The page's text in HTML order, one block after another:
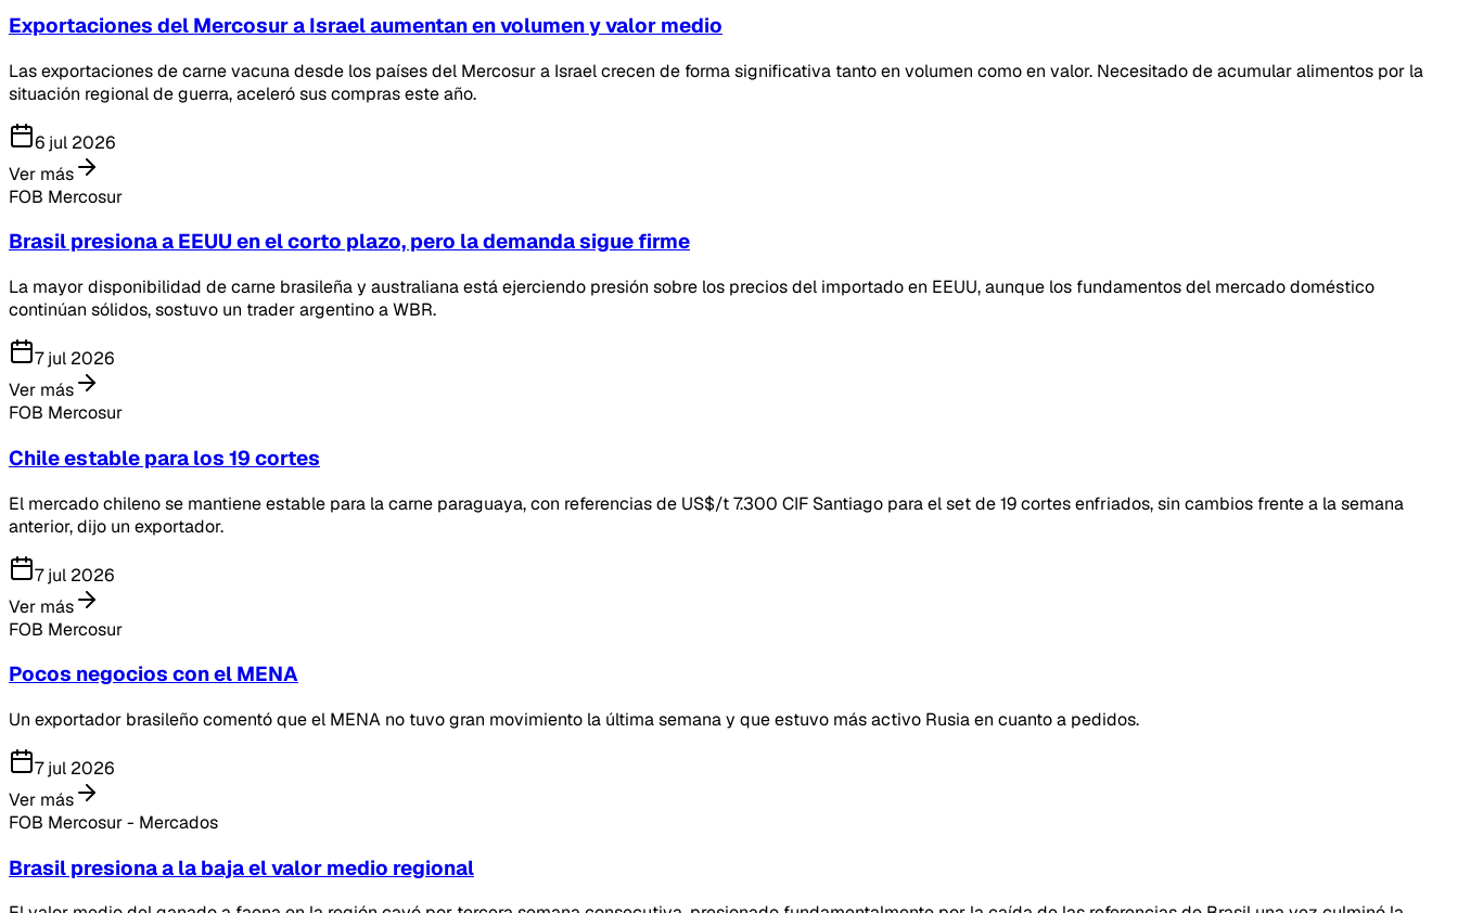
Exportaciones del Mercosur a Israel aumentan en volumen y valor medio
Las exportaciones de carne vacuna desde los países del Mercosur a Israel crecen de forma significativa tanto en volumen como en valor. Necesitado de acumular alimentos por la
situación regional de guerra, aceleró sus compras este año.
6 jul 2026
Ver más
FOB Mercosur
Brasil presiona a EEUU en el corto plazo, pero la demanda sigue firme
La mayor disponibilidad de carne brasileña y australiana está ejerciendo presión sobre los precios del importado en EEUU, aunque los fundamentos del mercado doméstico
continúan sólidos, sostuvo un trader argentino a WBR.
7 jul 2026
Ver más
FOB Mercosur
Chile estable para los 19 cortes
El mercado chileno se mantiene estable para la carne paraguaya, con referencias de US$/t 7.300 CIF Santiago para el set de 19 cortes enfriados, sin cambios frente a la semana
anterior, dijo un exportador.
7 jul 2026
Ver más
FOB Mercosur
Pocos negocios con el MENA
Un exportador brasileño comentó que el MENA no tuvo gran movimiento la última semana y que estuvo más activo Rusia en cuanto a pedidos.
7 jul 2026
Ver más
FOB Mercosur - Mercados
Brasil presiona a la baja el valor medio regional